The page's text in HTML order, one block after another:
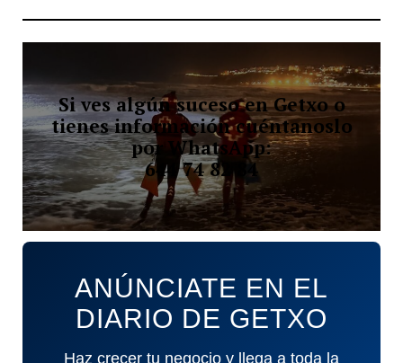
Si ves algún suceso en Getxo o
tienes información cuéntanoslo
por WhatsApp:
644 74 82 84
ANÚNCIATE EN EL
DIARIO DE GETXO
Haz crecer tu negocio y llega a toda la